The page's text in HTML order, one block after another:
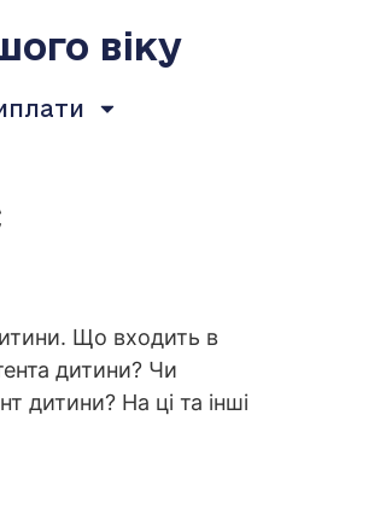
віку
Що входить в
дитини? Чи
дитини? На ці та інші